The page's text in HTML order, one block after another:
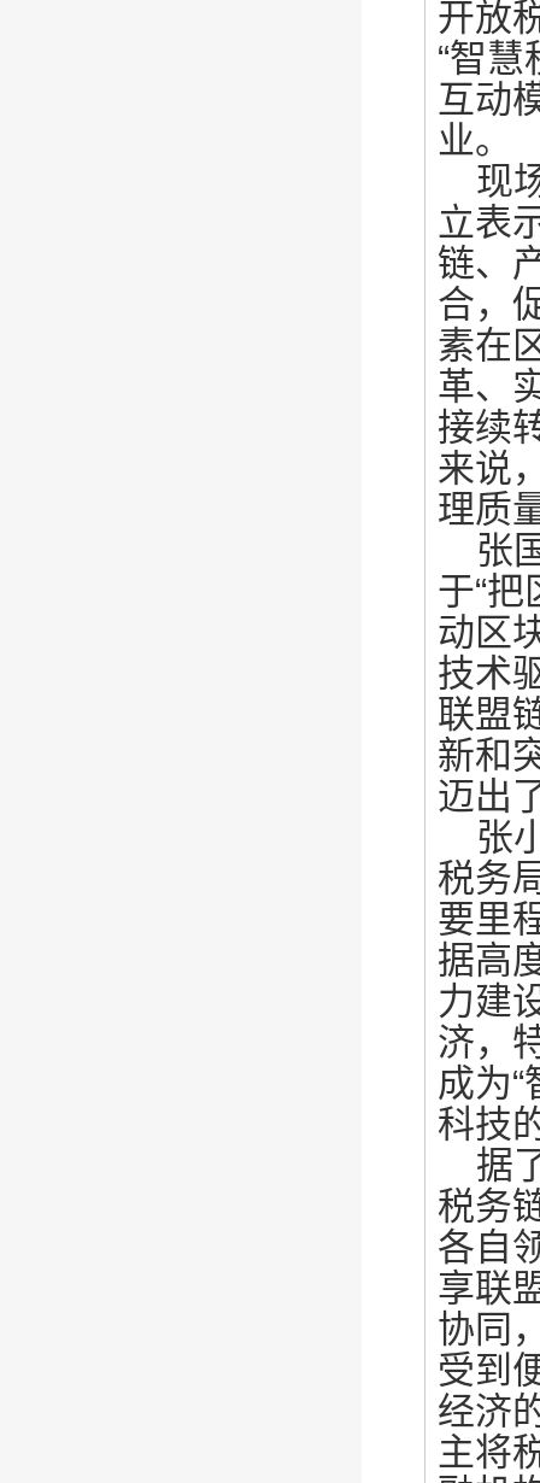
开放
“智
互动
业。
现
立表
链、
合，
素在
革、
接续
来说
理质
张
于“
动区
技术
联盟
新和
迈出
张
税务
要里
据高
力建
济，
成为
科技
据
税务
各自
享联
协同
受到
经济
主将